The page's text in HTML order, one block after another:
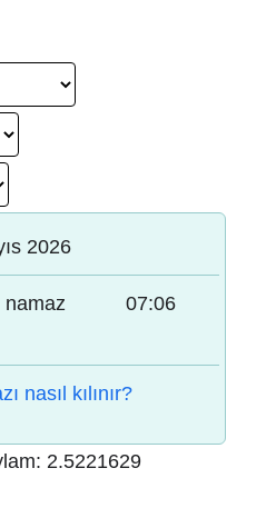
2026
namaz
07:06
nasıl kılınır?
2.5221629